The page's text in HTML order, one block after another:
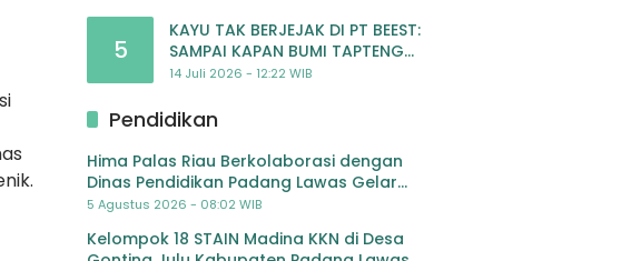
5
KAYU TAK BERJEJAK DI PT BEEST:
SAMPAI KAPAN BUMI TAPTENG
DIKORBANKAN DEMI KEUNTUNGAN?
TINDAK TEGA
14 Juli 2026 - 12:22 WIB
Pendidikan
Hima Palas Riau Berkolaborasi dengan
Dinas Pendidikan Padang Lawas Gelar
Pelatihan OSIS SMP se-Kabupaten Padang
5 Agustus 2026 - 08:02 WIB
Kelompok 18 STAIN Madina KKN di Desa